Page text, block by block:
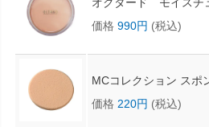
オクタード モイスチ
価格 990円 (税込)
MCコレクション スポ
価格 220円 (税込)